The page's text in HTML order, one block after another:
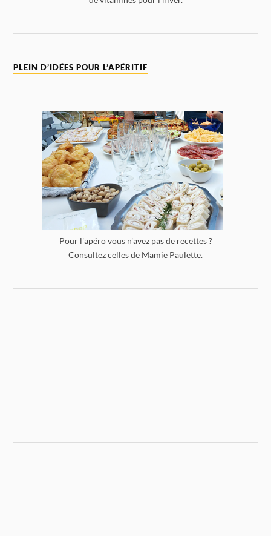
PLEIN D’IDÉES POUR L’APÉRITIF
Pour l'apéro vous n'avez pas de recettes ?
Consultez celles de Mamie Paulette.